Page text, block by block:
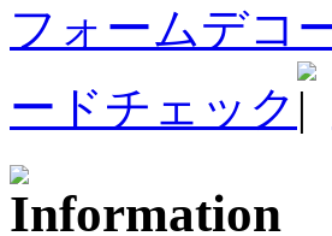
フォームデコ
ードチェック